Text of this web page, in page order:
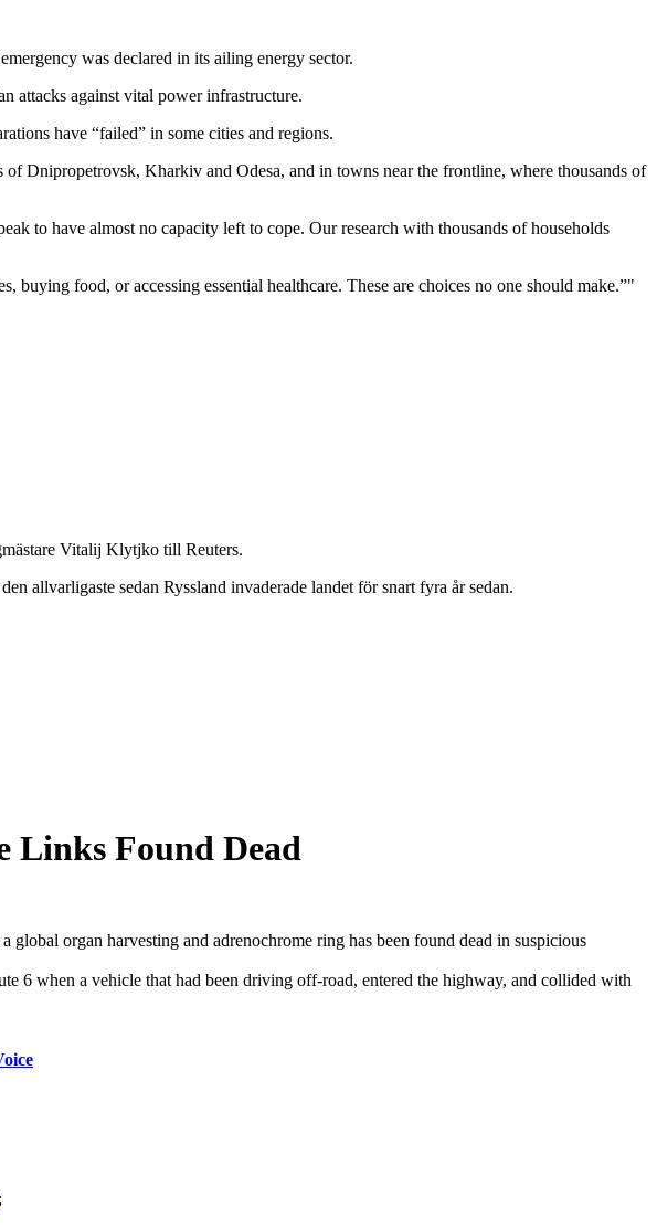
was declared in its ailing energy sector.
attacks against vital power infrastructure.
have “failed” in some cities and regions.
Dnipropetrovsk, Kharkiv and Odesa, and in towns near the frontline, where thousands of
to have almost no capacity left to cope. Our research with thousands of households
food, or accessing essential healthcare. These are choices no one should make.”"
Vitalij Klytjko till Reuters.
allvarligaste sedan Ryssland invaderade landet för snart fyra år sedan.
Links Found Dead
organ harvesting and adrenochrome ring has been found dead in suspicious
6 when a vehicle that had been driving off-road, entered the highway, and collided with